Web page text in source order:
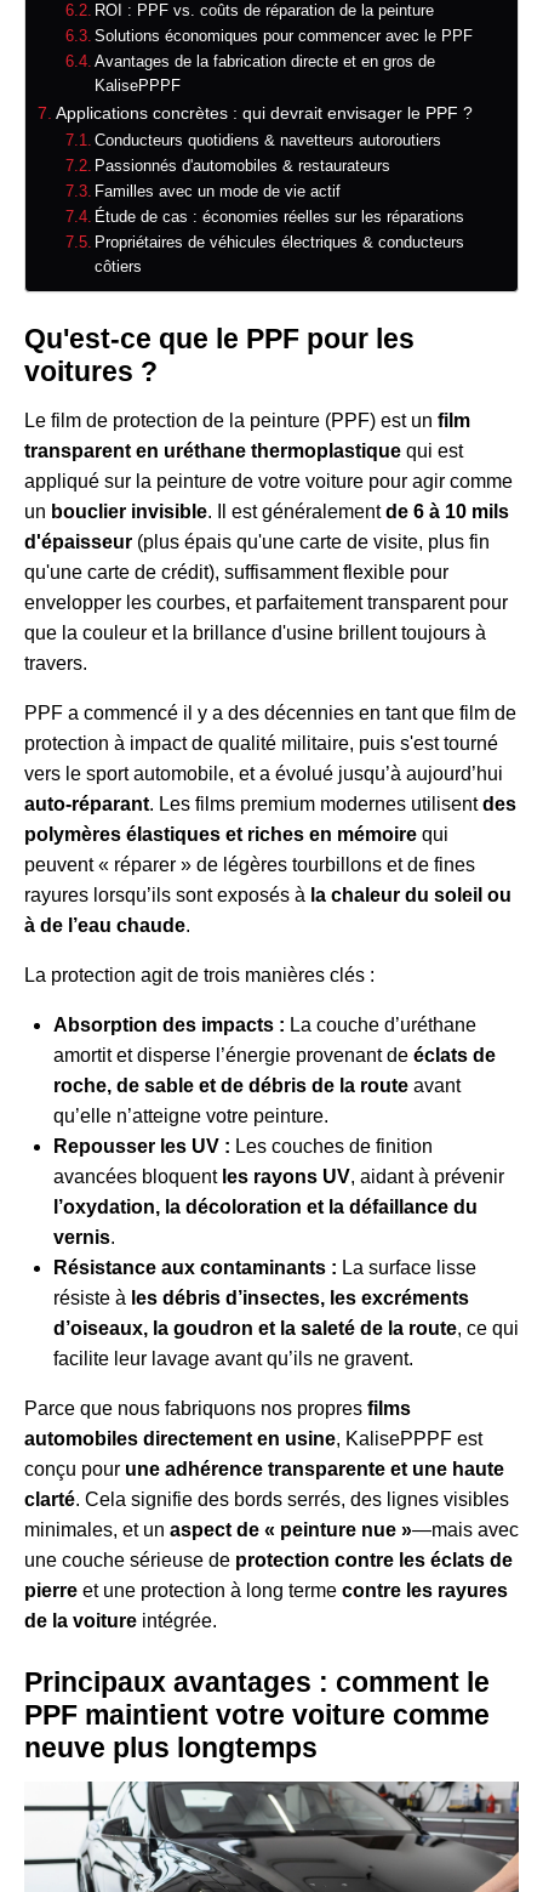
ROI : PPF vs. coûts de réparation de la peinture
Solutions économiques pour commencer avec le PPF
Avantages de la fabrication directe et en gros de
KalisePPPF
Applications concrètes : qui devrait envisager le PPF ?
Conducteurs quotidiens & navetteurs autoroutiers
Passionnés d'automobiles & restaurateurs
Familles avec un mode de vie actif
Étude de cas : économies réelles sur les réparations
Propriétaires de véhicules électriques & conducteurs
côtiers
Qu'est-ce que le PPF pour les
voitures ?
Le film de protection de la peinture (PPF) est un film
transparent en uréthane thermoplastique qui est
appliqué sur la peinture de votre voiture pour agir comme
un bouclier invisible. Il est généralementde 6 à 10 mils
d'épaisseur (plus épais qu'une carte de visite, plus fin
qu'une carte de crédit), suffisamment flexible pour
envelopper les courbes, et parfaitement transparent pour
que la couleur et la brillance d'usine brillent toujours à
travers.
PPF a commencé il y a des décennies en tant que film de
protection à impact de qualité militaire, puis s'est tourné
vers le sport automobile, et a évolué jusqu’à aujourd’hui
auto-réparant. Les films premium modernes utilisentdes
polymères élastiques et riches en mémoire qui
peuvent « réparer » de légères tourbillons et de fines
rayures lorsqu’ils sont exposés à la chaleur du soleil ou
à de l’eau chaude.
La protection agit de trois manières clés :
Absorption des impacts : La couche d’uréthane
amortit et disperse l’énergie provenant de éclats de
roche, de sable et de débris de la route avant
qu’elle n’atteigne votre peinture.
Repousser les UV : Les couches de finition
avancées bloquent les rayons UV, aidant à prévenir
l’oxydation, la décoloration et la défaillance du
vernis.
Résistance aux contaminants : La surface lisse
résiste à les débris d’insectes, les excréments
d’oiseaux, la goudron et la saleté de la route, ce qui
facilite leur lavage avant qu’ils ne gravent.
Parce que nous fabriquons nos propres films
automobiles directement en usine, KalisePPPF est
conçu pour une adhérence transparente et une haute
clarté. Cela signifie des bords serrés, des lignes visibles
minimales, et un aspect de « peinture nue »—mais avec
une couche sérieuse de protection contre les éclats de
pierre et une protection à long terme contre les rayures
de la voiture intégrée.
Principaux avantages : comment le
PPF maintient votre voiture comme
neuve plus longtemps